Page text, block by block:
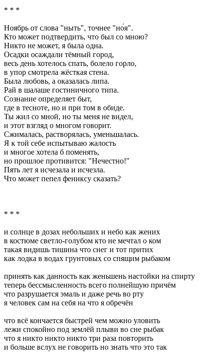
* * *
Ноябрь от слова "ныть", точнее "но́я".
Кто может подтвердить, что был со мною?
Никто не может, я была одна.
Осадки осаждали тёмный город,
весь день хотелось спать, болело горло,
в упор смотрела жёсткая стена.
Была любовь, а оказалась липа.
Рай в шалаше гостиничного типа.
Сознание определяет быт,
где в тесноте, но и при том в обиде.
Ты жил со мной, но ты меня не видел,
и этот взгляд о многом говорит.
Сжималась, растворялась, уменьшалась.
Я к той себе испытываю жалость
и многое хотела б поменять,
но прошлое противится: "Нечестно!"
Пять лет я исчезала и исчезла.
Что может пепел фениксу сказать?
* * *
и солнце в дозах небольших и небо как жених
в костюме светло-голубом кто не мечтал о ком
такая видишь тишина что снег и тот притих
как лодка в водах грунтовых со спящим рыбаком
принять как данность как женьшень настойки на спирту
теперь бессмысленность всего полнейшую причём
что разрушается эмаль и даже речь во рту
я человек сам на себя на что я обречён
что всё кончается быстрей чем можно уловить
лежи спокойно под землёй плыви во сне рыбак
что я никто никто никто три раза повторить
и больше вслух не говорить но знать что это так